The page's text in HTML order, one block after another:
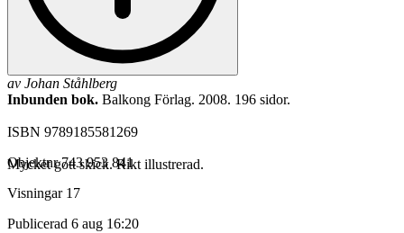
av Johan Ståhlberg
Inbunden bok. Balkong Förlag. 2008. 196 sidor.
ISBN 9789185581269
Mycket gott skick. Rikt illustrerad.
Objektnr 743 953 841
Visningar 17
Publicerad 6 aug 16:20